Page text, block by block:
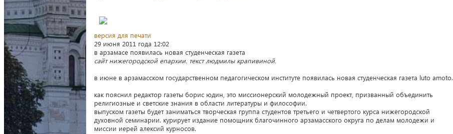
версия для печати
29 июня 2011 года 12:02
в арзамасе появилась новая студенческая газета
сайт нижегородской епархии. текст людмилы крапивиной.
в июне в арзамасском государственном педагогическом институте появилась новая студенческая газета luto amoto.
как пояснил редактор газеты борис юдин, это миссионерский молодежный проект, призванный объединить
религиозные и светские знания в области литературы и философии.
выпуском газеты будет заниматься творческая группа студентов третьего и четвертого курса нижегородской
духовной семинарии. курирует издание помощник благочинного арзамасского округа по делам молодежи и
миссии иерей алексий курносов.